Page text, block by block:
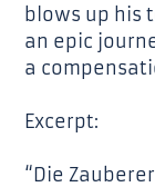
blows up his
an epic
a
Excerpt:
“Die